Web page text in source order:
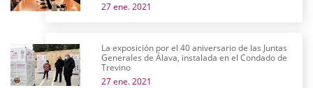
27 ene. 2021
La exposición por el 40 aniversario de las Juntas
Generales de Álava, instalada en el Condado de
Trevino
27 ene. 2021